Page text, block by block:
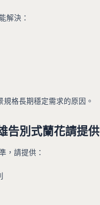
解決：
規格長期穩定需求的原因。
告別式蘭花請提供
，請提供：